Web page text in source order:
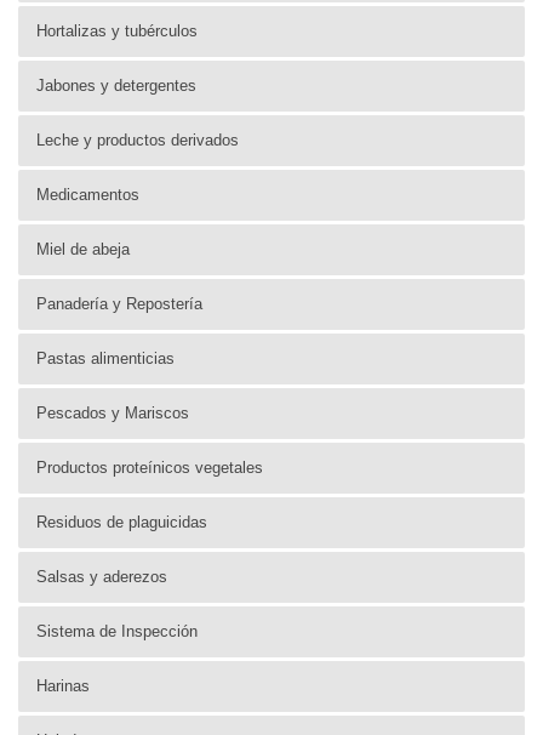
Hortalizas y tubérculos
Jabones y detergentes
Leche y productos derivados
Medicamentos
Miel de abeja
Panadería y Repostería
Pastas alimenticias
Pescados y Mariscos
Productos proteínicos vegetales
Residuos de plaguicidas
Salsas y aderezos
Sistema de Inspección
Harinas